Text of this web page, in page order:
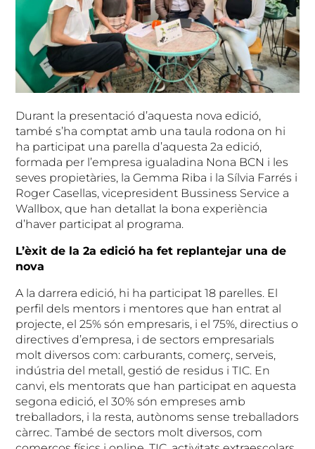
Durant la presentació d’aquesta nova edició,
també s’ha comptat amb una taula rodona on hi
ha participat una parella d’aquesta 2a edició,
formada per l’empresa igualadina Nona BCN i les
seves propietàries, la Gemma Riba i la Sílvia Farrés i
Roger Casellas, vicepresident Bussiness Service a
Wallbox, que han detallat la bona experiència
d’haver participat al programa.
L’èxit de la 2a edició ha fet replantejar una de
nova
A la darrera edició, hi ha participat 18 parelles. El
perfil dels mentors i mentores que han entrat al
projecte, el 25% són empresaris, i el 75%, directius o
directives d’empresa, i de sectors empresarials
molt diversos com: carburants, comerç, serveis,
indústria del metall, gestió de residus i TIC. En
canvi, els mentorats que han participat en aquesta
segona edició, el 30% són empreses amb
treballadors, i la resta, autònoms sense treballadors
càrrec. També de sectors molt diversos, com